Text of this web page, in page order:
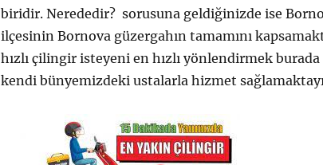
biridir. Nerededir? sorusuna geldiğinizde ise
ilçesinin Bornova güzergahın tamamını
hızlı çilingir isteyeni en hızlı yönlendirmek burada
kendi bünyemizdeki ustalarla hizmet